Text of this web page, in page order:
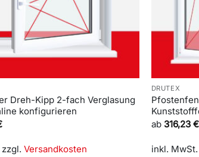
Dreh-Kipp 2-fach Verglasung
konfigurieren
zzgl.Versandkosten
DRUTEX
ab 316,23 €
inkl. MwSt.